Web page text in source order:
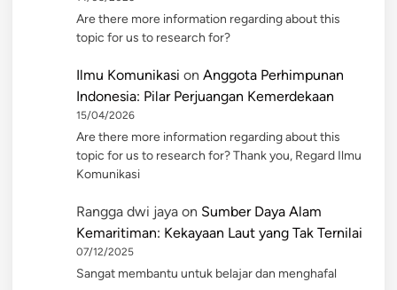
Are there more information regarding about this
topic for us to research for?
Ilmu Komunikasi on Anggota Perhimpunan
Indonesia: Pilar Perjuangan Kemerdekaan
15/04/2026
Are there more information regarding about this
topic for us to research for? Thank you, Regard Ilmu
Komunikasi
Rangga dwi jaya on Sumber Daya Alam
Kemaritiman: Kekayaan Laut yang Tak Ternilai
07/12/2025
Sangat membantu untuk belajar dan menghafal